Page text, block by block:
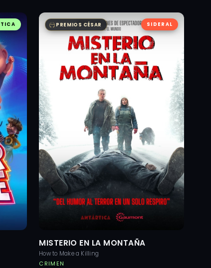
SIDERAL
PREMIOS CÉSAR
MISTERIO EN LA MONTAÑA
How to Make a Killing
CRIMEN